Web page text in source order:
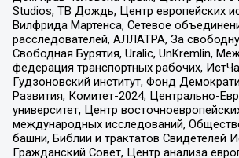
Studios, ТВ Дождь, Центр европейских
Вилфрида Мартенса, Сетевое
расследователей, АЛЛАТРА, За
Свободная Бурятия, Uralic, UnKremlin,
федерация транспортных рабочих,
Гудзоновский институт, Фонд
Развития, Комитет-2024, Центрально-
университет, Центр
международных исследований,
башни, Библии и трактатов Свидетелей
Гражданский Совет, Центр анализа